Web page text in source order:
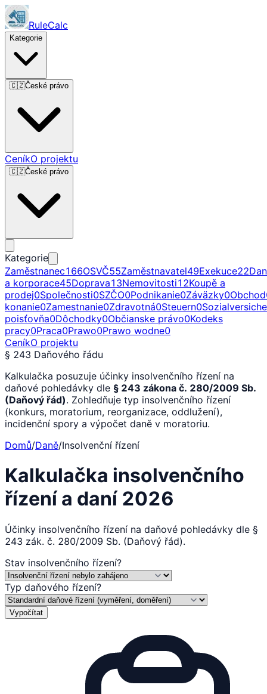
RuleCalc
Kategorie
🇨🇿České právo
CeníkO projektu
🇨🇿České právo
Kategorie
Zaměstnanec166OSVČ55Zaměstnavatel49Exekuce22
a korporace45Doprava13Nemovitosti12Koupě a
prodej0Společnosti0SZČO0Podnikanie0Záväzky0Obchod
konanie0Zamestnanie0Zdravotná0Steuern0
poisťovňa0Dôchodky0Občianske právo0Kodeks
pracy0Praca0Prawo0Prawo wodne0
CeníkO projektu
§ 243 Daňového řádu
Kalkulačka posuzuje účinky insolvenčního řízení na
daňové pohledávky dle § 243 zákona č. 280/2009 Sb.
(Daňový řád). Zohledňuje typ insolvenčního řízení
(konkurs, moratorium, reorganizace, oddlužení),
incidenční spory a výpočet daně v moratoriu.
Domů/Daně/Insolvenční řízení
Kalkulačka insolvenčního
řízení a daní 2026
Účinky insolvenčního řízení na daňové pohledávky dle §
243 zák. č. 280/2009 Sb. (Daňový řád).
Stav insolvenčního řízení?
Typ daňového řízení?
Vypočítat